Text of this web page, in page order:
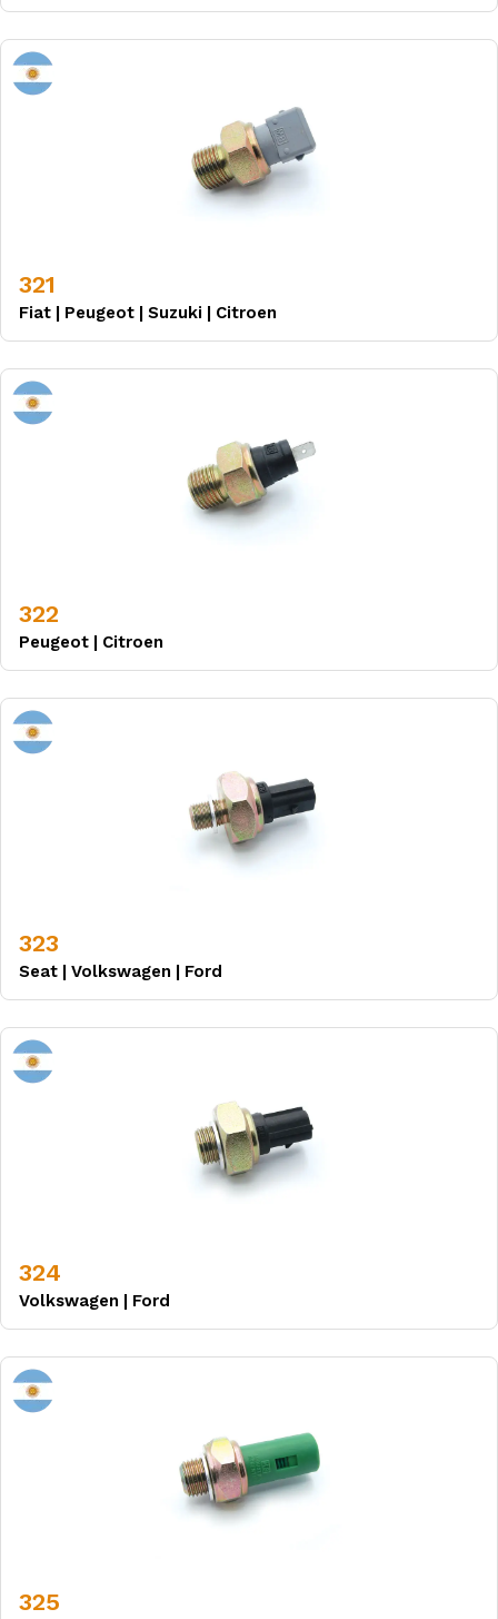
321
Fiat | Peugeot | Suzuki | Citroen
322
Peugeot | Citroen
323
Seat | Volkswagen | Ford
324
Volkswagen | Ford
325